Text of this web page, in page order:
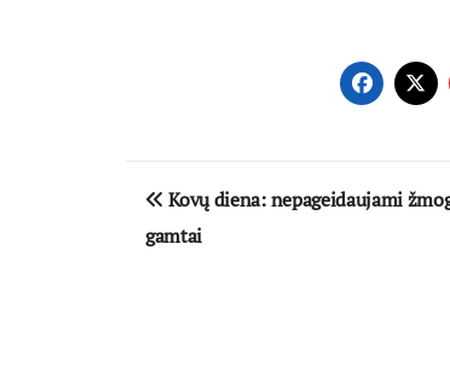
Navigacija
tarp
Kovų diena: nepageidaujami
gamtai